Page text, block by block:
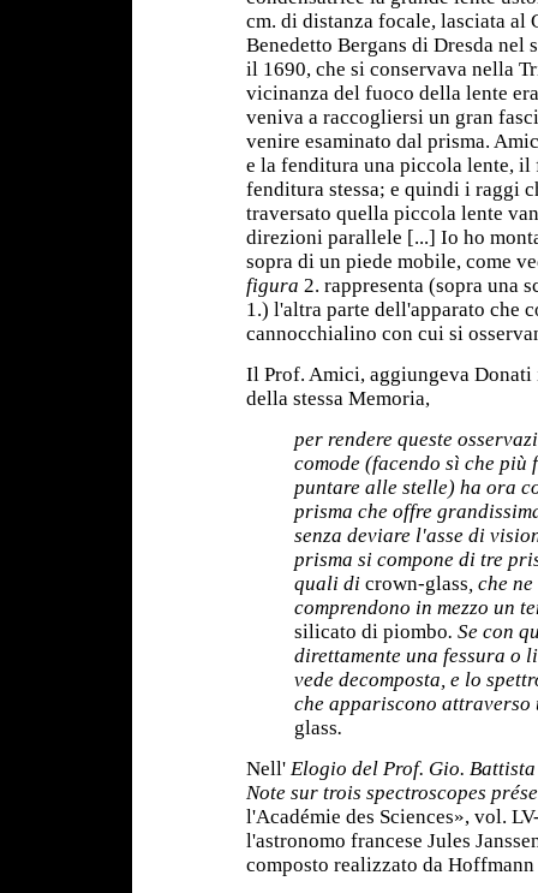
cm. di distanza focale, lasciata al
Benedetto Bergans di Dresda nel
il 1690, che si conservava nella
vicinanza del fuoco della lente
veniva a raccogliersi un gran
venire esaminato dal prisma.
e la fenditura una piccola lente,
fenditura stessa; e quindi i raggi
traversato quella piccola lente
direzioni parallele [...] Io ho
sopra di un piede mobile, come
figura 2. rappresenta (sopra una
1.) l'altra parte dell'apparato che
cannocchialino con cui si
Il Prof. Amici, aggiungeva Donati
della stessa Memoria,
per rendere queste
comode (facendo sì che più
puntare alle stelle) ha ora
prisma che offre
senza deviare l'asse di
prisma si compone di tre
quali di crown-glass, che ne
comprendono in mezzo un
silicato di piombo. Se con
direttamente una fessura o
vede decomposta, e lo
che appariscono
glass.
Nell' Elogio del Prof. Gio.
Note sur trois spectroscopes
l'Académie des Sciences», vol.
l'astronomo francese Jules
composto realizzato da